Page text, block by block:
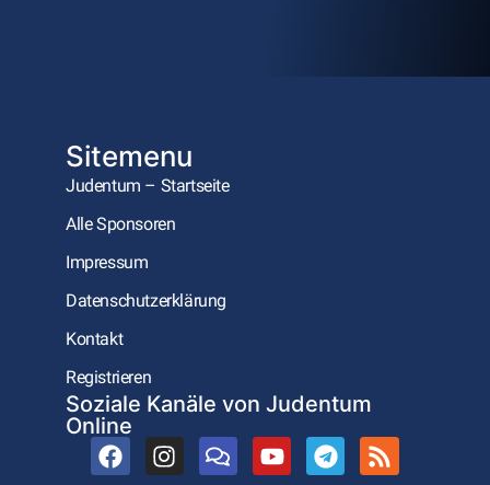
Sitemenu
Judentum – Startseite
Alle Sponsoren
Impressum
Datenschutzerklärung
Kontakt
Registrieren
Soziale Kanäle von Judentum
Online